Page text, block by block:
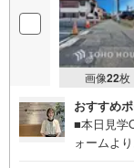
画像22枚
おすすめ
■本日見学
ォームよ